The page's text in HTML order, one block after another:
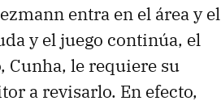
entra en el área y el
y el juego continúa, el
le requiere su
a revisarlo. En efecto,